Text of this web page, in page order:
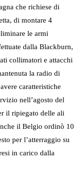
che richiese di
di montare 4
le armi
dalla Blackburn,
collimatori e attacchi
la radio di
caratteristiche
nell’agosto del
il ripiegato delle ali
il Belgio ordinò 10
per l’atterraggio su
in carico dalla